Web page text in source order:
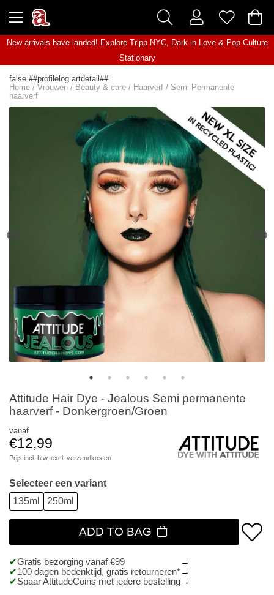
New arrivals have landed! Explore Tripp NYC, Dark in Love& Pop Culture
Stationary
false ##profilelog.artdetail##
Home / Vrouwen / Beauty & care / Haarverf / Semi Permanente
haarverf
Attitude Hair Dye - Jealous Semi permanente
haarverf - Donkergroen/Groen
vanaf
€12,99
Prijs incl. btw, excl. verzendkosten
Selecteer een variant
135ml
250ml
ADD TO BAG
Gratis bezorging vanaf €99
100 dagen bedenktijd, gratis retourneren*
Spaar AttitudeCoins met iedere bestelling